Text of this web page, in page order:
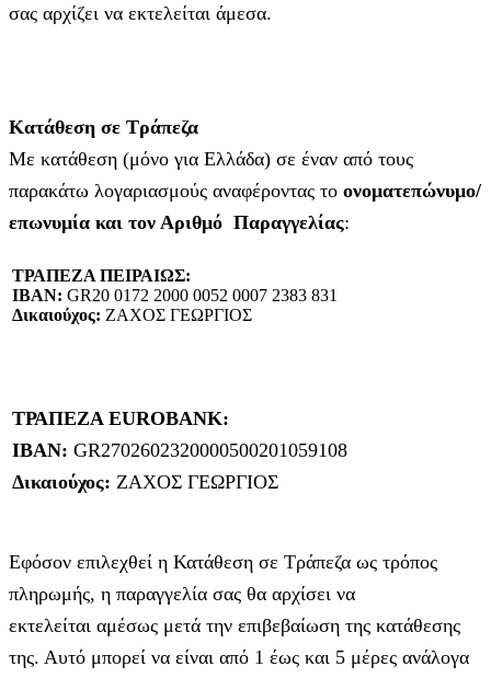
σας αρχίζει να εκτελείται άμεσα.
Κατάθεση σε Τράπεζα
Με κατάθεση (μόνο για Ελλάδα) σε έναν από τους
παρακάτω λογαριασμούς αναφέροντας το ονοματεπώνυμο/
επωνυμία και τον Αριθμό Παραγγελίας:
ΤΡΑΠΕΖΑ ΠΕΙΡΑΙΩΣ:
IBAN: GR20 0172 2000 0052 0007 2383 831
Δικαιούχος: ΖΑΧΟΣ ΓΕΩΡΓΙΟΣ
ΤΡΑΠΕΖΑ EUROBANK:
IBAN: GR2702602320000500201059108
Δικαιούχος: ΖΑΧΟΣ ΓΕΩΡΓΙΟΣ
Εφόσον επιλεχθεί η Κατάθεση σε Τράπεζα ως τρόπος
πληρωμής, η παραγγελία σας θα αρχίσει να
εκτελείται αμέσως μετά την επιβεβαίωση της κατάθεσης
της. Αυτό μπορεί να είναι από 1 έως και 5 μέρες ανάλογα